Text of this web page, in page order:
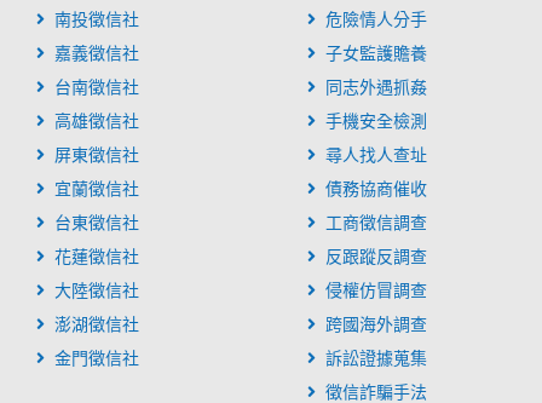
南投徵信社
嘉義徵信社
台南徵信社
高雄徵信社
屏東徵信社
宜蘭徵信社
台東徵信社
花蓮徵信社
大陸徵信社
澎湖徵信社
金門徵信社
危險情人分手
子女監護贍養
同志外遇抓姦
手機安全檢測
尋人找人查址
債務協商催收
工商徵信調查
反跟蹤反調查
侵權仿冒調查
跨國海外調查
訴訟證據蒐集
徵信詐騙手法